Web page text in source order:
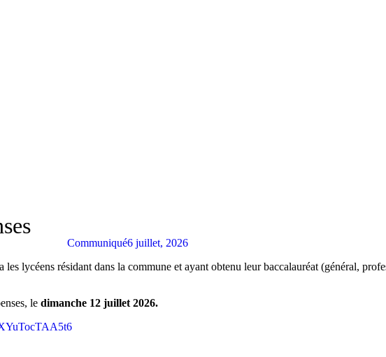
Communiqué6 juillet, 2026
lycéens résidant dans la commune et ayant obtenu leur baccalauréat (général,
le dimanche 12 juillet 2026.